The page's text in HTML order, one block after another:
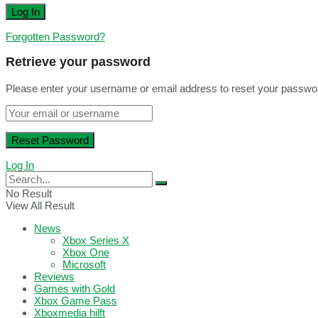
Forgotten Password?
Retrieve your password
Please enter your username or email address to reset your
Log In
No Result
View All Result
News
Xbox Series X
Xbox One
Microsoft
Reviews
Games with Gold
Xbox Game Pass
Xboxmedia hilft